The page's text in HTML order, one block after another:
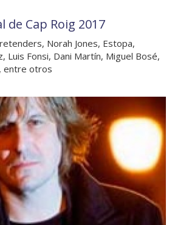
de Cap Roig 2017
Norah Jones, Estopa,
Luis Fonsi, Dani Martín, Miguel Bosé,
entre otros